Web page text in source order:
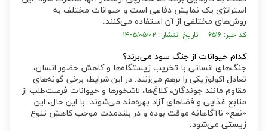
استراتژی یک نمایش دفاعی است و حیوانات مختلف به
روش‌های مختلفی از آن استفاده می‌کنند.
کد خبر: ۶۵۱۶ تاریخ انتشار : ۱۴۰۵/۰۵/۰۲
کدام حیوانات از جنگ سود می‌برند؟
جنگ‌های انسانی با تخریب زیستگاه‌ها و کاهش حضور انسان،
تعادل اکولوژیکی را برهم می‌زنند. در این شرایط، برخی گونه‌های
مقاوم مانند جوندگان، کلاغ‌ها، لاشخور‌ها و حیوانات فرصت‌طلب از
منابع غذایی و فضا‌های آزاد بهره‌مند می‌شوند. با این حال، این
«نفع» ناآگاهانه موقت بوده و در بلندمدت موجب کاهش تنوع
زیستی می‌شود.